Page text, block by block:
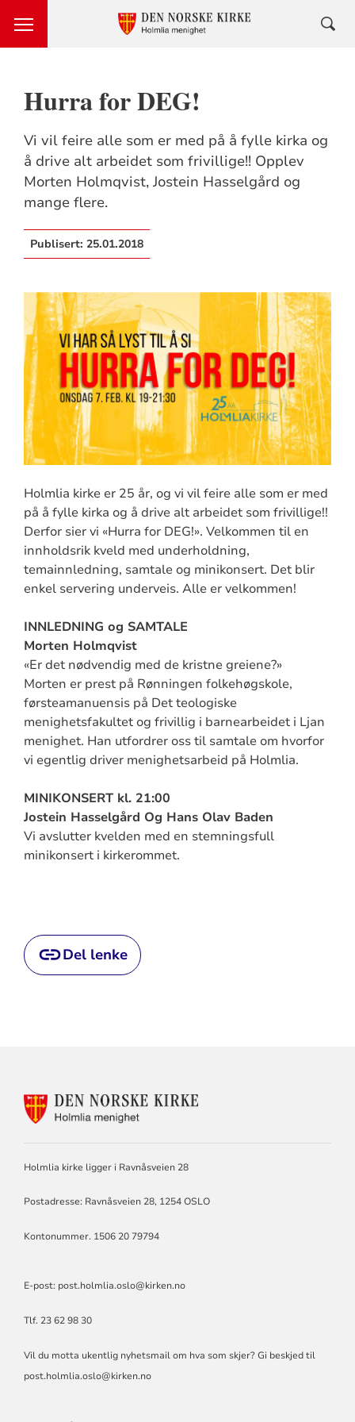
Hurra for DEG!
Vi vil feire alle som er med på å fylle kirka og
å drive alt arbeidet som frivillige!! Opplev
Morten Holmqvist, Jostein Hasselgård og
mange flere.
Publisert: 25.01.2018
Holmlia kirke er 25 år, og vi vil feire alle som er med
på å fylle kirka og å drive alt arbeidet som frivillige!!
Derfor sier vi «Hurra for DEG!». Velkommen til en
innholdsrik kveld med underholdning,
temainnledning, samtale og minikonsert. Det blir
enkel servering underveis. Alle er velkommen!
INNLEDNING og SAMTALE
Morten Holmqvist
«Er det nødvendig med de kristne greiene?»
Morten er prest på Rønningen folkehøgskole,
førsteamanuensis på Det teologiske
menighetsfakultet og frivillig i barnearbeidet i Ljan
menighet. Han utfordrer oss til samtale om hvorfor
vi egentlig driver menighetsarbeid på Holmlia.
MINIKONSERT kl. 21:00
Jostein Hasselgård Og Hans Olav Baden
Vi avslutter kvelden med en stemningsfull
minikonsert i kirkerommet.
Del lenke
KONTAKTINFORMASJON
Holmlia kirke ligger i Ravnåsveien 28
Postadresse: Ravnåsveien 28, 1254 OSLO
Kontonummer. 1506 20 79794
E-post: post.holmlia.oslo@kirken.no
Tlf. 23 62 98 30
Vil du motta ukentlig nyhetsmail om hva som skjer? Gi beskjed til
post.holmlia.oslo@kirken.no